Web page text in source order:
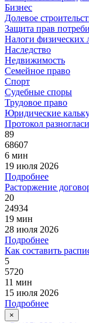
Бизнес
Долевое
Защита прав
Налоги физических
Наследство
Недвижимость
Семейное право
Спорт
Судебные споры
Трудовое право
Юридические
Протокол
89
68607
6 мин
19 июля 2026
Подробнее
Расторжение
20
24934
19 мин
28 июля 2026
Подробнее
Как составить
5
5720
11 мин
15 июля 2026
Подробнее
×